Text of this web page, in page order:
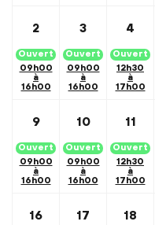
2
Ouvert
09h00
à
16h00
3
Ouvert
09h00
à
16h00
4
Ouvert
12h30
à
17h00
9
Ouvert
09h00
à
16h00
10
Ouvert
09h00
à
16h00
11
Ouvert
12h30
à
17h00
16 17 18